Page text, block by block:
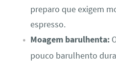
preparo que exigem
espresso.
Moagem barulhenta:
pouco barulhento